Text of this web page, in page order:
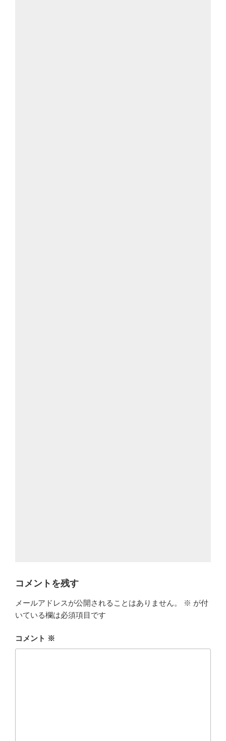
コメントを残す
メールアドレスが公開されることはありません。 ※ が付
いている欄は必須項目です
コメント ※